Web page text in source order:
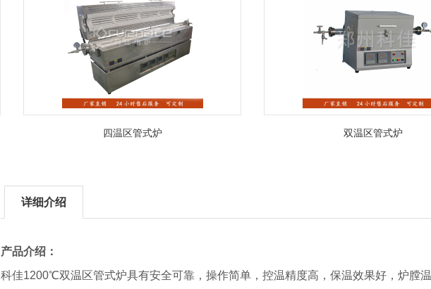
四温区管式炉 双温区管式炉
详细介绍
产品介绍：
科佳1200℃双温区管式炉具有安全可靠，操作简单，控温精度高，保温效果好，炉膛